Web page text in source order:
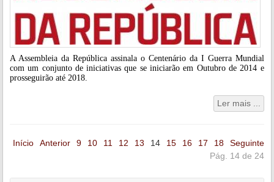
A Assembleia da República assinala o Centenário da I Guerra Mundial
com um conjunto de iniciativas que se iniciarão em Outubro de 2014 e
prosseguirão até 2018.
Ler mais ...
Início Anterior 9 10 11 12 13 14 15 16 17 18 Seguinte
Pág. 14 de 24